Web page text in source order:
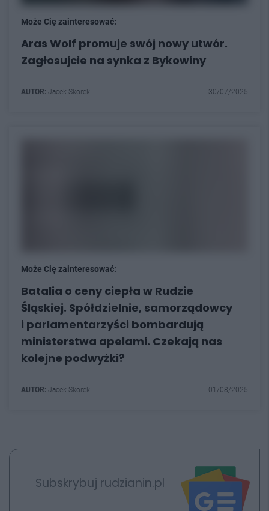
Może Cię zainteresować:
Aras Wolf promuje swój nowy utwór.
Zagłosujcie na synka z Bykowiny
AUTOR: Jacek Skorek 30/07/2025
Może Cię zainteresować:
Batalia o ceny ciepła w Rudzie
Śląskiej. Spółdzielnie, samorządowcy
i parlamentarzyści bombardują
ministerstwa apelami. Czekają nas
kolejne podwyżki?
AUTOR: Jacek Skorek 01/08/2025
Subskrybuj rudzianin.pl